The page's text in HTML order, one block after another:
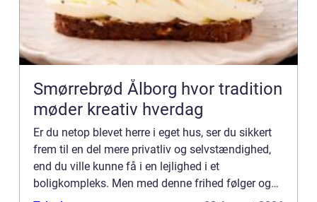
Smørrebrød Ålborg hvor tradition
møder kreativ hverdag
Er du netop blevet herre i eget hus, ser du sikkert
frem til en del mere privatliv og selvstændighed,
end du ville kunne få i en lejlighed i et
boligkompleks. Men med denne frihed følger også